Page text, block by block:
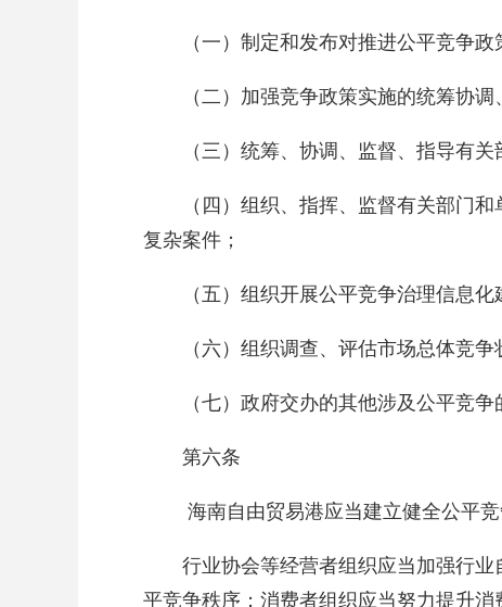
（一）制定和发布对推进公平竞争
（二）加强竞争政策实施的统筹协
（三）统筹、协调、监督、指导有
（四）组织、指挥、监督有关部门
复杂案件；
（五）组织开展公平竞争治理信息
（六）组织调查、评估市场总体竞
（七）政府交办的其他涉及公平竞争
第六条
海南自由贸易港应当建立健全公平
行业协会等经营者组织应当加强行
平竞争秩序；消费者组织应当努力提升